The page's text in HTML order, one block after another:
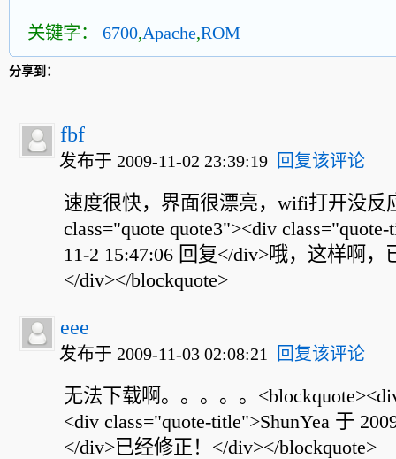
关键字： 6700,Apache,ROM
分享到：
fbf
发布于 2009-11-02 23:39:19 回复该评论
速度很快，界面很漂亮，wifi打开没反
class="quote quote3"><div
11-2 15:47:06 回复</div>哦，这样啊
</div></blockquote>
eee
发布于 2009-11-03 02:08:21 回复该评论
无法下载啊。。。。。
<div class="quote-title">ShunYea 于
</div>已经修正！</div></blockquote>